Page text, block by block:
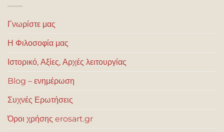
Γνωρίστε μας
Η Φιλοσοφία μας
Ιστορικό, Αξίες, Αρχές λειτουργίας
Blog – ενημέρωση
Συχνές Ερωτήσεις
Όροι χρήσης erosart.gr